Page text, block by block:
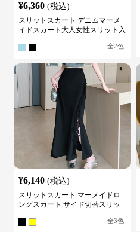
¥6,360 (税込)
スリットスカート デニムマーメ
イドスカート大人女性スリット入
全2色
¥6,140 (税込)
スリットスカート マーメイドロ
ングスカート サイド切替スリッ
全3色